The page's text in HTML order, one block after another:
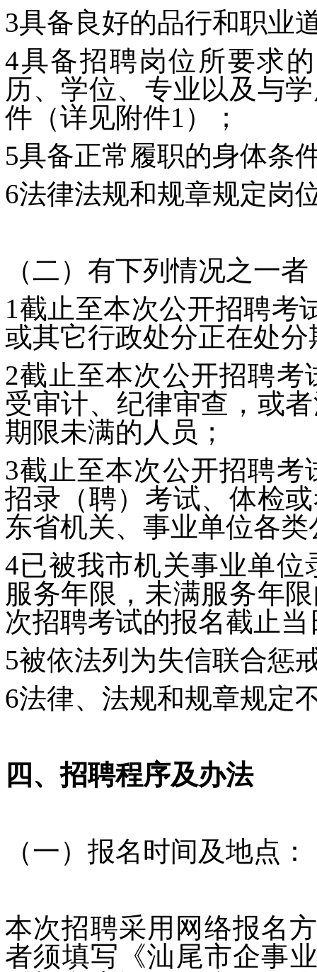
3具备良好的品行和职业
4具备招聘岗位所要求
历、学位、专业以及与
件（详见附件1）；
5具备正常履职的身体条
6法律法规和规章规定岗
（二）有下列情况之一
1截止至本次公开招聘考
或其它行政处分正在处分
2截止至本次公开招聘
受审计、纪律审查，或
期限未满的人员；
3截止至本次公开招聘
招录（聘）考试、体检
东省机关、事业单位各
4已被我市机关事业单
服务年限，未满服务年
次招聘考试的报名截止
5被依法列为失信联合惩
6法律、法规和规章规
四、招聘程序及办法
（一）报名时间及地点：
本次招聘采用网络报名
者须填写《汕尾市企事